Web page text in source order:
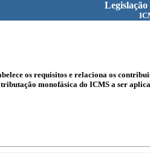
os requisitos e relaciona os
monofásica do ICMS a ser